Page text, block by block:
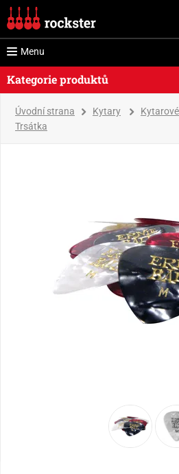
Menu
Kategorie produktů
Úvodní strana Kytary
Trsátka